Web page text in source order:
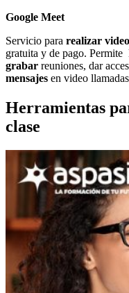
Google Meet
Servicio para realizar
gratuita y de pago. Permite
grabar reuniones, dar
mensajes en video
Herramientas
clase